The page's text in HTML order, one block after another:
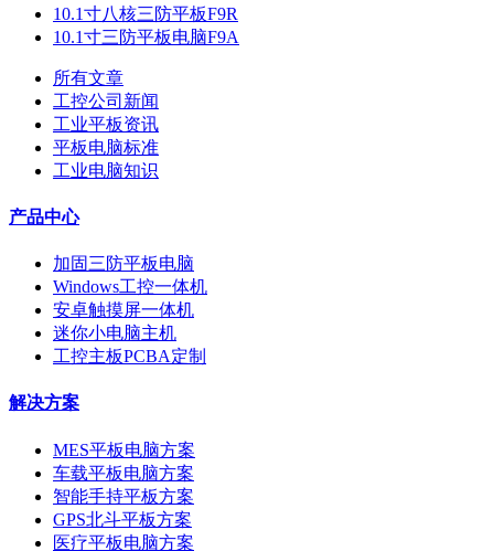
10.1寸八核三防平板F9R
10.1寸三防平板电脑F9A
所有文章
工控公司新闻
工业平板资讯
平板电脑标准
工业电脑知识
产品中心
加固三防平板电脑
Windows工控一体机
安卓触摸屏一体机
迷你小电脑主机
工控主板PCBA定制
解决方案
MES平板电脑方案
车载平板电脑方案
智能手持平板方案
GPS北斗平板方案
医疗平板电脑方案